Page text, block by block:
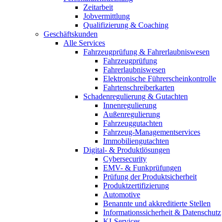
Zeitarbeit
Jobvermittlung
Qualifizierung & Coaching
Geschäftskunden
Alle Services
Fahrzeugprüfung & Fahrerlaubniswesen
Fahrzeugprüfung
Fahrerlaubniswesen
Elektronische Führerscheinkontrolle
Fahrtenschreiberkarten
Schadenregulierung & Gutachten
Innenregulierung
Außenregulierung
Fahrzeuggutachten
Fahrzeug-Managementservices
Immobiliengutachten
Digital- & Produktlösungen
Cybersecurity
EMV- & Funkprüfungen
Prüfung der Produktsicherheit
Produktzertifizierung
Automotive
Benannte und akkreditierte Stellen
Informationssicherheit & Datenschutz